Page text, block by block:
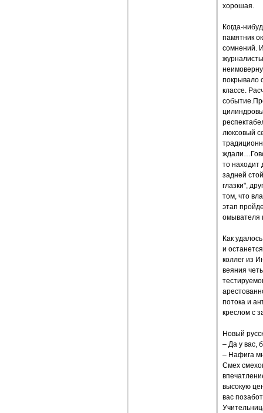
хорошая.
Когда-
памятник
сомнений.
покрывало
классе.
люксовый
то находит
задней
глазки",
том, что
этап
омывателя
Как
и
коллег из
веяния
потока и
креслом с
Новый
– Да у вас,
– Нафига
Смех
высокую
вас